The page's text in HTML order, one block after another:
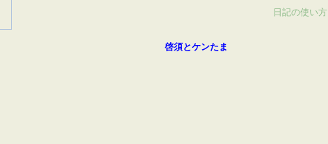
日記の使い方
啓須とケンたま